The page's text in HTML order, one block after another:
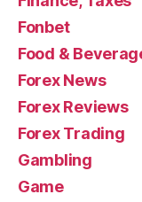
Fonbet
Food &
Forex News
Forex Reviews
Forex Trading
Gambling
Game